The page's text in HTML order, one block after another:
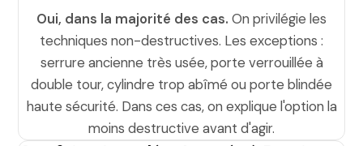
Oui, dans la majorité des cas. On privilégie les
techniques non-destructives. Les exceptions :
serrure ancienne très usée, porte verrouillée à
double tour, cylindre trop abîmé ou porte blindée
haute sécurité. Dans ces cas, on explique l'option la
moins destructive avant d'agir.